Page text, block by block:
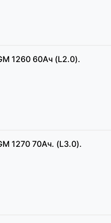
1260 60Ач (L2.0).
1270 70Ач. (L3.0).